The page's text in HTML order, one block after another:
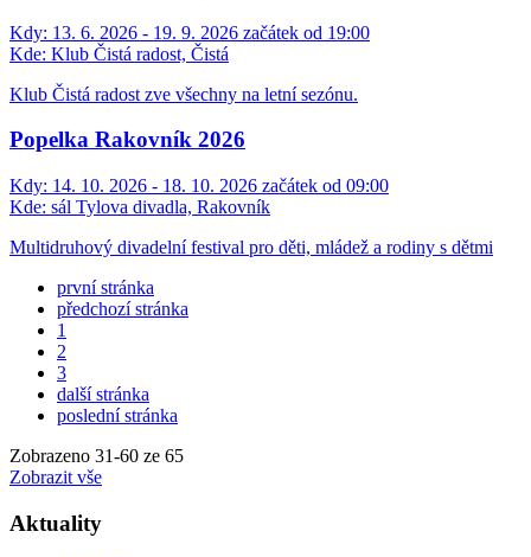
Kdy: 13. 6. 2026 - 19. 9. 2026 začátek od 19:00
Kde: Klub Čistá radost, Čistá
Klub Čistá radost zve všechny na letní sezónu.
Popelka Rakovník 2026
Kdy: 14. 10. 2026 - 18. 10. 2026 začátek od 09:00
Kde: sál Tylova divadla, Rakovník
Multidruhový divadelní festival pro děti, mládež a rodiny s dětmi
první stránka
předchozí stránka
1
2
3
další stránka
poslední stránka
Zobrazeno 31-60 ze 65
Zobrazit vše
Aktuality